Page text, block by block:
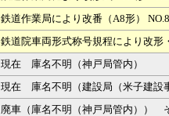
鉄道作業局により改番（A8形）
鉄道院車両形式称号規程により
現在 庫名不明（神戸局管内）
現在 庫名不明（建設局（米子建設
廃車（庫名不明（神戸局管内））